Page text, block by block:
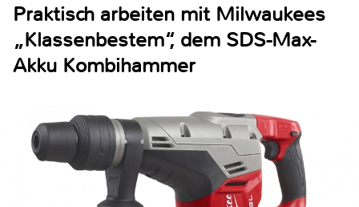
Praktisch arbeiten mit Milwaukees
„Klassenbestem“, dem SDS-Max-
Akku Kombihammer